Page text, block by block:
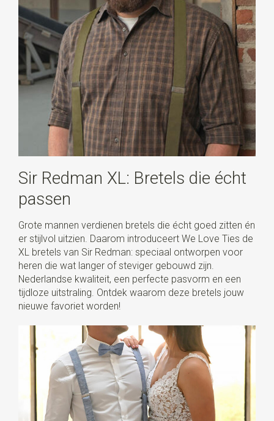
Sir Redman XL: Bretels die écht
passen
Grote mannen verdienen bretels die écht goed zitten én
er stijlvol uitzien. Daarom introduceert We Love Ties de
XL bretels van Sir Redman: speciaal ontworpen voor
heren die wat langer of steviger gebouwd zijn.
Nederlandse kwaliteit, een perfecte pasvorm en een
tijdloze uitstraling. Ontdek waarom deze bretels jouw
nieuwe favoriet worden!